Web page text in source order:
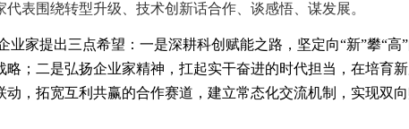
代表围绕转型升级、技术创新话合作、谈感悟、谋发展。
家提出三点希望：一是深耕科创赋能之路，坚定向“新”攀“高
；二是弘扬企业家精神，扛起实干奋进的时代担当，在培育
动，拓宽互利共赢的合作赛道，建立常态化交流机制，实现双